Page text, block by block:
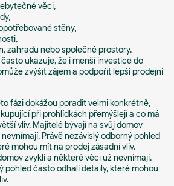
věci,
stěny,
zahradu nebo společné prostory.
ukazuje, že i menší investice do
zvýšit zájem a podpořit lepší prodejní
fázi dokážou poradit velmi konkrétně,
při prohlídkách přemýšlejí a co má
vliv. Majitelé bývají na svůj domov
Právě nezávislý odborný pohled
mohou mít na prodej zásadní vliv.
zvyklí a některé věci už nevnímají.
pohled často odhalí detaily, které mohou